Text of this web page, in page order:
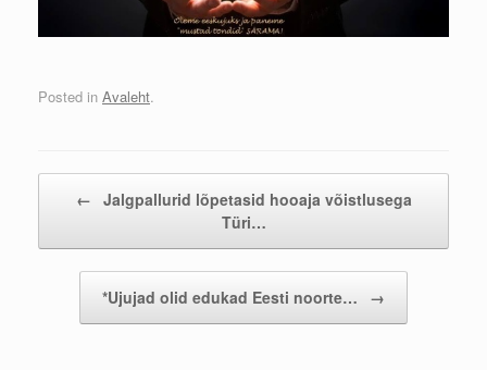
Posted in Avaleht.
← Jalgpallurid lõpetasid hooaja võistlusega
Türi…
*Ujujad olid edukad Eesti noorte… →